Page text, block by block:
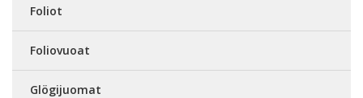
Foliot
Foliovuoat
Glögijuomat